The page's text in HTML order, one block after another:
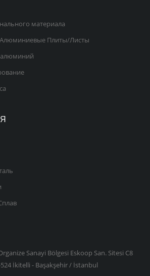
материала
Плиты/Листы
Sanayi Bölgesi Eskoop San. Sitesi C8
İkitelli - Başakşehir / İstanbul